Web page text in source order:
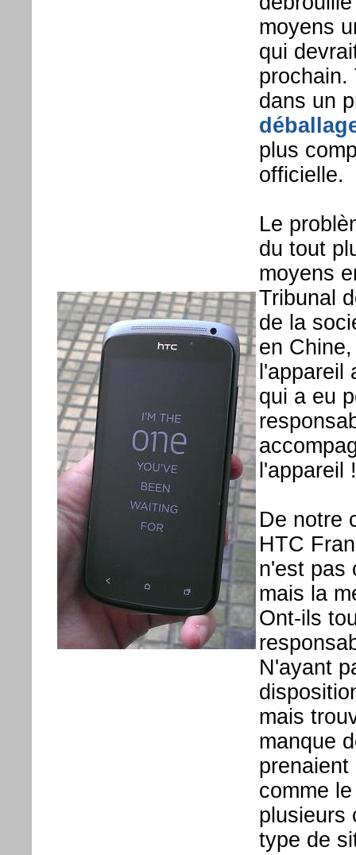
moyens
qui
prochain.
dans un
plus
officielle.
Le
du tout
moyens
Tribunal
de la
en
l'appareil
qui a eu
l'appareil !
De notre
HTC
n'est pas
mais la
Ont-ils
N'ayant
mais
manque
comme
plusieurs
type de